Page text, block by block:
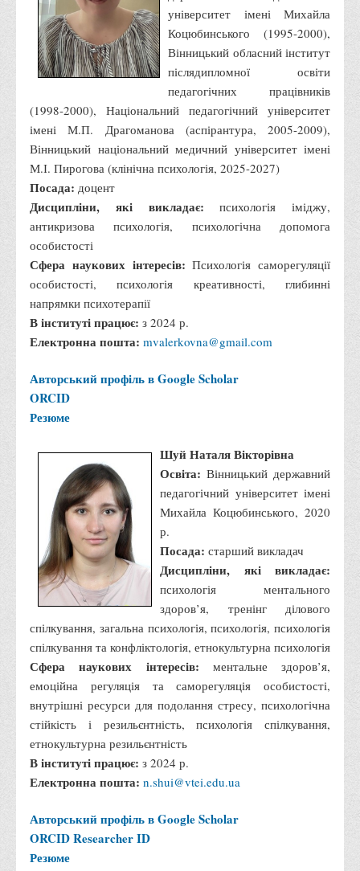
університет імені Михайла
Коцюбинського (1995-2000),
Вінницький обласний інститут
післядипломної освіти
педагогічних працівників
(1998-2000), Національний педагогічний університет
імені М.П. Драгоманова (аспірантура, 2005-2009),
Вінницький національний медичний університет імені
М.І. Пирогова (клінічна психологія, 2025-2027)
Посада: доцент
Дисципліни, які викладає: психологія іміджу,
антикризова психологія, психологічна допомога
особистості
Сфера наукових інтересів: Психологія саморегуляції
особистості, психологія креативності, глибинні
напрямки психотерапії
В інституті працює: з 2024 р.
Електронна пошта: mvalerkovna@gmail.com
Авторський профіль в Google Scholar
ORCID
Резюме
Шуй Наталя Вікторівна
Освіта: Вінницький державний
педагогічний університет імені
Михайла Коцюбинського, 2020
р.
Посада: старший викладач
Дисципліни, які викладає:
психологія ментального
здоров’я, тренінг ділового
спілкування, загальна психологія, психологія, психологія
спілкування та конфліктологія, етнокультурна психологія
Сфера наукових інтересів: ментальне здоров’я,
емоційна регуляція та саморегуляція особистості,
внутрішні ресурси для подолання стресу, психологічна
стійкість і резильєнтність, психологія спілкування,
етнокультурна резильєнтність
В інституті працює: з 2024 р.
Електронна пошта: n.shui@vtei.edu.ua
Авторський профіль в Google Scholar
ORCIDResearcher ID
Резюме